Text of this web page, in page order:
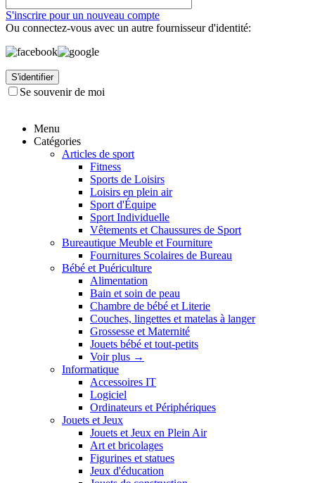
S'inscrire pour un nouveau compte
Ou connectez-vous avec un autre fournisseur d'identité:
S'identifier
Se souvenir de moi
Menu
Catégories
Articles de sport
Fitness
Sports de Loisirs
Loisirs en plein air
Sport d'Équipe
Sport Individuelle
Vêtements et Chaussures de Sport
Bureautique Meuble et Fourniture
Fournitures Scolaires de Bureau
Bébé et Puériculture
Alimentation
Bain et soin de peau
Chambre de bébé et Literie
Couches, lingettes et matelas à langer
Grossesse et Maternité
Jouets bébé et tout-petits
Voir plus →
Informatique
Accessoires IT
Logiciel
Ordinateurs et Périphériques
Jouets et Jeux
Jouets et Jeux en Plein Air
Art et bricolages
Figurines et statues
Jeux d'éducation